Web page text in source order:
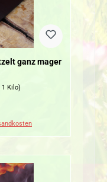
ganz mager
1 Kilo)